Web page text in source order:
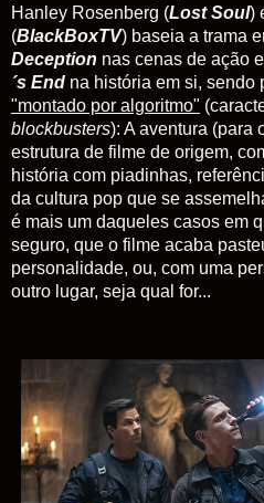
Hanley Rosenberg (Lost Soul)
(BlackBoxTV) baseia a trama
Deception nas cenas de ação
´s End na história em si, sendo
"montado por algoritmo"
blockbusters): A aventura (para
estrutura de filme de origem,
história com piadinhas,
da cultura pop que se
é mais um daqueles casos em
seguro, que o filme acaba
personalidade, ou, com uma
outro lugar, seja qual for...